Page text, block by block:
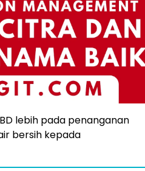
lebih pada penanganan
bersih kepada